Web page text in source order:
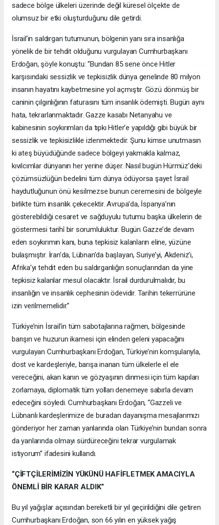
sadece bölge ülkeleri üzerinde değil küresel ölçekte de
olumsuz bir etki oluşturduğunu dile getirdi.
İsrail’in saldırgan tutumunun, bölgenin yanı sıra insanlığa
yönelik de bir tehdit olduğunu vurgulayan Cumhurbaşkanı
Erdoğan, şöyle konuştu: “Bundan 85 sene önce Hitler
karşısındaki sessizlik ve tepkisizlik dünya genelinde 80 milyon
insanın hayatını kaybetmesine yol açmıştır. Gözü dönmüş bir
caninin çılgınlığının faturasını tüm insanlık ödemişti. Bugün aynı
hata, tekrarlanmaktadır. Gazze kasabı Netanyahu ve
kabinesinin soykırımları da tıpkı Hitler’e yapıldığı gibi büyük bir
sessizlik ve tepkisizlikle izlenmektedir. Şunu kimse unutmasın
ki ateş büyüdüğünde sadece bölgeyi yakmakla kalmaz,
kıvılcımlar dünyanın her yerine düşer. Nasıl bugün Hürmüz’deki
çözümsüzlüğün bedelini tüm dünya ödüyorsa şayet İsrail
haydutluğunun önü kesilmezse bunun ceremesini de bölgeyle
birlikte tüm insanlık çekecektir. Avrupa’da, İspanya’nın
gösterebildiği cesaret ve sağduyulu tutumu başka ülkelerin de
göstermesi tarihî bir sorumluluktur. Bugün Gazze’de devam
eden soykırımın kanı, buna tepkisiz kalanların eline, yüzüne
bulaşmıştır. İran’da, Lübnan’da başlayan, Suriye’yi, Akdeniz’i,
Afrika’yı tehdit eden bu saldırganlığın sonuçlarından da yine
tepkisiz kalanlar mesul olacaktır. İsrail durdurulmalıdır, bu
insanlığın ve insanlık cephesinin ödevidir. Tarihin tekerrürüne
izin verilmemelidir.”
Türkiye’nin İsrail’in tüm sabotajlarına rağmen, bölgesinde
barışın ve huzurun ikamesi için elinden geleni yapacağını
vurgulayan Cumhurbaşkanı Erdoğan, Türkiye’nin komşularıyla,
dost ve kardeşleriyle, barışa inanan tüm ülkelerle el ele
vereceğini, akan kanın ve gözyaşının dinmesi için tüm kapıları
zorlamaya, diplomatik tüm yolları denemeye sabırla devam
edeceğini söyledi. Cumhurbaşkanı Erdoğan, “Gazzeli ve
Lübnanlı kardeşlerimize de buradan dayanışma mesajlarımızı
gönderiyor her zaman yanlarında olan Türkiye’nin bundan sonra
da yanlarında olmayı sürdüreceğini tekrar vurgulamak
istiyorum” ifadesini kullandı.
“ÇİFTÇİLERİMİZİN YÜKÜNÜ HAFİFLETMEK AMACIYLA
ÖNEMLİ BİR KARAR ALDIK”
Bu yıl yağışlar açısından bereketli bir yıl geçirildiğini dile getiren
Cumhurbaşkanı Erdoğan, son 66 yılın en yüksek yağış